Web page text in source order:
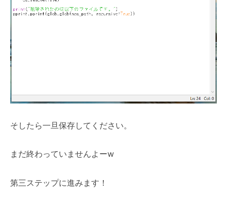
そしたら一旦保存してください。
まだ終わっていませんよーw
第三ステップに進みます！